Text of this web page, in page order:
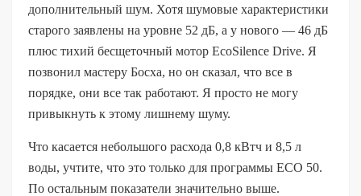
дополнительный шум. Хотя шумовые характеристики
старого заявлены на уровне 52 дБ, а у нового — 46 дБ
плюс тихий бесщеточный мотор EcoSilence Drive. Я
позвонил мастеру Босха, но он сказал, что все в
порядке, они все так работают. Я просто не могу
привыкнуть к этому лишнему шуму.
Что касается небольшого расхода 0,8 кВтч и 8,5 л
воды, учтите, что это только для программы ECO 50.
По остальным показатели значительно выше.